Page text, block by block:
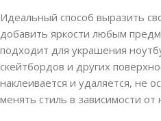
Идеальный способ выразить
добавить яркости любым
подходит для украшения
скейтбордов и других
наклеивается и удаляется, не
менять стиль в зависимости от